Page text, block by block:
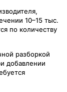
10–15 тыс.
по количеству
разборкой
добавлении